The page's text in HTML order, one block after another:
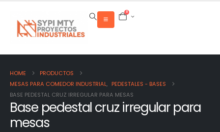
0
HOME
PRODUCTOS
MESAS PARA COMEDOR INDUSTRIAL, PEDESTALES - BASES
BASE PEDESTAL CRUZ IRREGULAR PARA MESAS
Base pedestal cruz irregular para
mesas